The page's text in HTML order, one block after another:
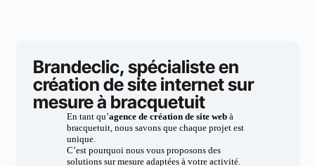
Brandeclic, spécialiste en
création de site internet sur
mesure à bracquetuit
En tant qu’agence de création de site webà
bracquetuit, nous savons que chaque projet est
unique.
C’est pourquoi nous vous proposons des
solutions sur mesure adaptées à votre activité.